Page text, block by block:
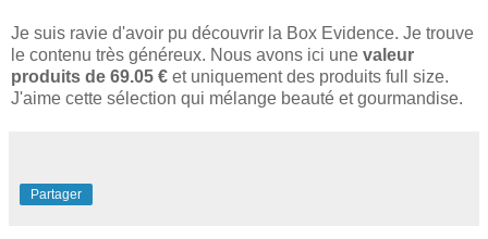
Je suis ravie d'avoir pu découvrir la Box Evidence. Je trouve
le contenu très généreux. Nous avons ici une valeur
produits de 69.05 € et uniquement des produits full size.
J'aime cette sélection qui mélange beauté et gourmandise.
Partager